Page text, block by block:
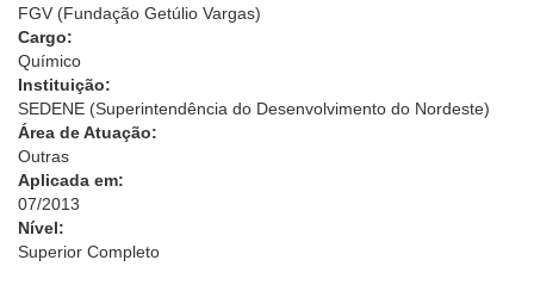
FGV (Fundação Getúlio Vargas)
Cargo:
Químico
Instituição:
SEDENE (Superintendência do Desenvolvimento do Nordeste)
Área de Atuação:
Outras
Aplicada em:
07/2013
Nível:
Superior Completo